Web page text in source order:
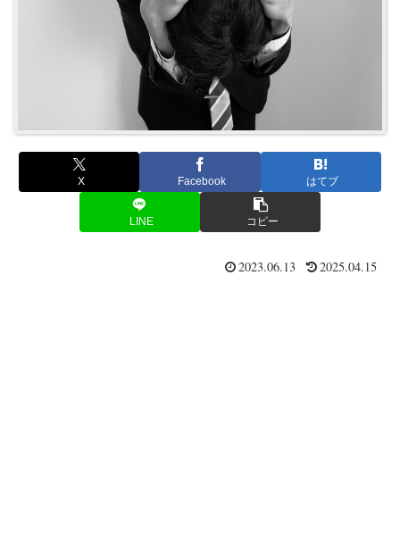
X Facebook はてブ
LINE コピー
2023.06.13 2025.04.15